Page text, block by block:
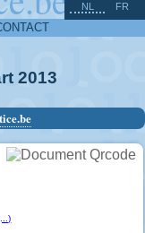
NL FR
2013
^